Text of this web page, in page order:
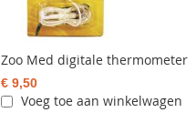
Zoo Med digitale thermometer
€ 9,50
Voeg toe aan winkelwagen